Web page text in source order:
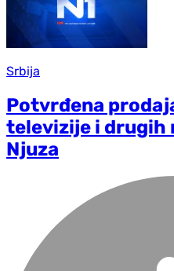
Srbija
Potvrđena
televizije i drugih
Njuza